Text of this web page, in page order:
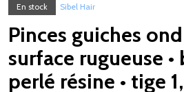
En stock Sibel Hair
Pinces guiches
surface rugueuse
perlé résine • tige